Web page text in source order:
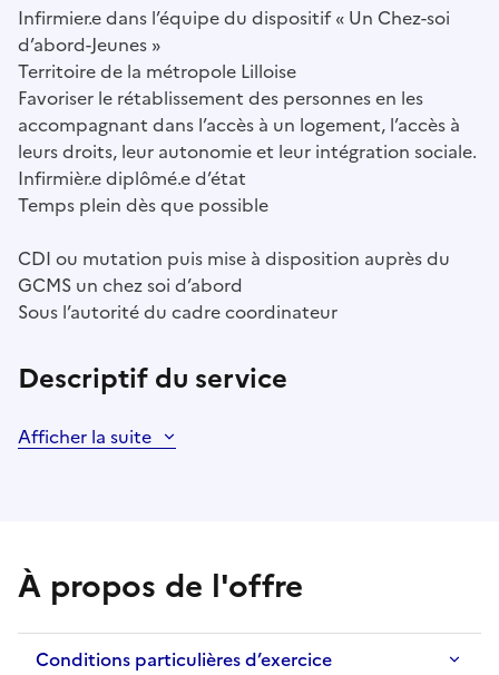
Infirmier.e dans l’équipe du dispositif « Un Chez-soi
d’abord-Jeunes »
Territoire de la métropole Lilloise
Favoriser le rétablissement des personnes en les
accompagnant dans l’accès à un logement, l’accès à
leurs droits, leur autonomie et leur intégration sociale.
Infirmièr.e diplômé.e d’état
Temps plein dès que possible
CDI ou mutation puis mise à disposition auprès du
GCMS un chez soi d’abord
Sous l’autorité du cadre coordinateur
Descriptif du service
Afficher la suite
À propos de l'offre
Conditions particulières d’exercice